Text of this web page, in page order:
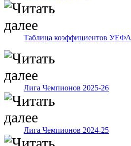
Таблица коэффициентов УЕФА
Лига Чемпионов 2025-26
Лига Чемпионов 2024-25